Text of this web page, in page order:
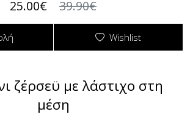
25.00€ 39.90€
Wishlist
ζέρσεϋ με λάστιχο στη
μέση